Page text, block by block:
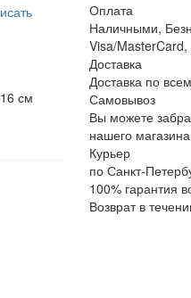
см
Оплата
Наличными,
Visa/MasterCard,
Доставка
Доставка по
Самовывоз
Вы можете
нашего
Курьер
по Санкт-
100% гарантия
Возврат в